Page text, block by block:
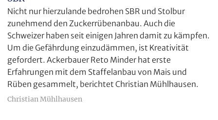
Nicht nur hierzulande bedrohen SBR und Stolbur
zunehmend den Zuckerrübenanbau. Auch die
Schweizer haben seit einigen Jahren damit zu kämpfen.
Um die Gefährdung einzudämmen, ist Kreativität
gefordert. Ackerbauer Reto Minder hat erste
Erfahrungen mit dem Staffelanbau von Mais und
Rüben gesammelt, berichtet Christian Mühlhausen.
Christian Mühlhausen